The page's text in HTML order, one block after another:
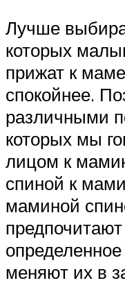
Лучше
которых
прижат к
спокойнее.
различными
которых мы
лицом к
спиной к
маминой
меняют их в